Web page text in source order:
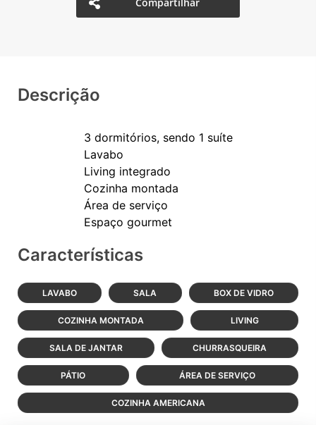
Descrição
3 dormitórios, sendo 1 suíte
Lavabo
Living integrado
Cozinha montada
Área de serviço
Características
LAVABO SALA BOX DE VIDRO
COZINHA MONTADA LIVING
SALA DE JANTAR CHURRASQUEIRA
PÁTIO ÁREA DE SERVIÇO
COZINHA AMERICANA